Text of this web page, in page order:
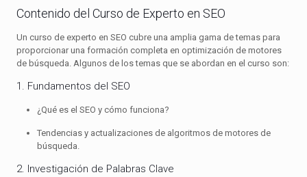
Contenido del Curso de Experto en SEO
Un curso de experto en SEO cubre una amplia gama de temas para
proporcionar una formación completa en optimización de motores
de búsqueda. Algunos de los temas que se abordan en el curso son:
1. Fundamentos del SEO
¿Qué es el SEO y cómo funciona?
Tendencias y actualizaciones de algoritmos de motores de
búsqueda.
2. Investigación de Palabras Clave